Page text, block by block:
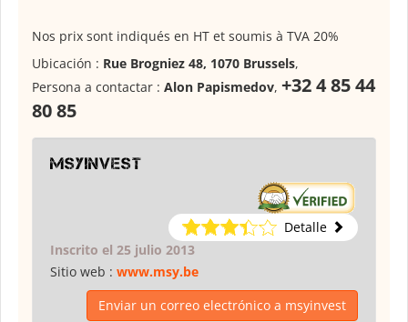
Nos prix sont indiqués en HT et soumis à TVA 20%
Ubicación : Rue Brogniez 48, 1070 Brussels,
Persona a contactar : Alon Papismedov, +32 4 85 44
80 85
msyinvest
Detalle
Inscrito el 25 julio 2013
Sitio web : www.msy.be
Enviar un correo electrónico a msyinvest